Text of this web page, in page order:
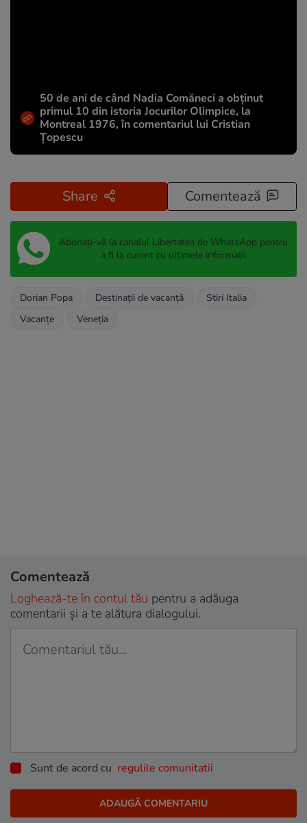
50 de ani de când Nadia Comăneci a obţinut
primul 10 din istoria Jocurilor Olimpice, la
Montreal 1976, în comentariul lui Cristian
Țopescu
Share Comentează
Abonați-vă la canalul Libertatea de WhatsApp pentru
a fi la curent cu ultimele informații
Dorian Popa Destinații de vacanță
Stiri Italia
Vacanțe
Veneția
Comentează
Loghează-te în contul tău pentru a adăuga
comentarii și a te alătura dialogului.
Sunt de acord cu regulile comunitatii